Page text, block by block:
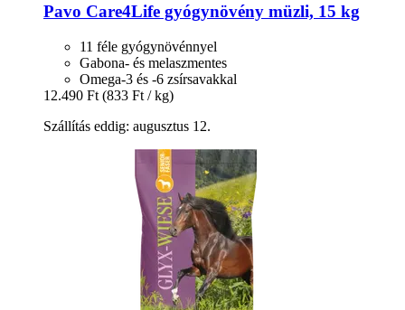
Pavo Care4Life gyógynövény müzli, 15 kg
11 féle gyógynövénnyel
Gabona- és melaszmentes
Omega-3 és -6 zsírsavakkal
12.490 Ft (833 Ft / kg)
Szállítás eddig: augusztus 12.